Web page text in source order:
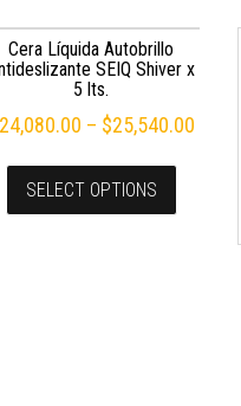
Cera Líquida Autobrillo
SEIQ Shiver x
5 lts.
24,080.00 – $25,540.00
SELECT OPTIONS